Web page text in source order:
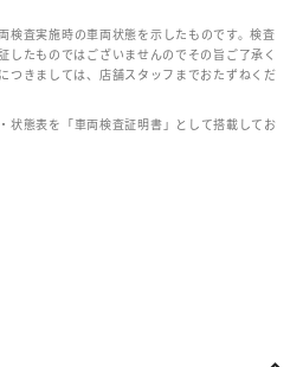
検査実施時の車両状態を示したものです。検査
したものではございませんのでその旨ご了承く
つきましては、店舗スタッフまでおたずねくだ
状態表を「車両検査証明書」として搭載してお